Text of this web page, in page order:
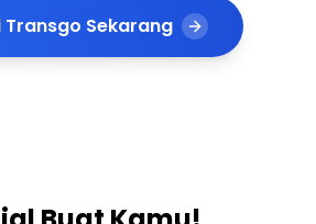
Transgo Sekarang